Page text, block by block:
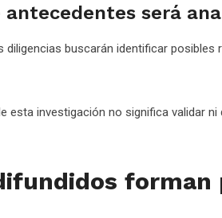
será
diligencias buscarán identificar
esta investigación no significa validar
forman